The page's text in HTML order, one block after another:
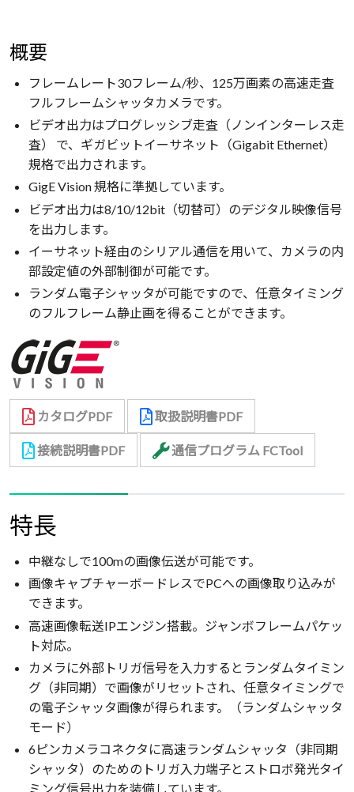
概要
フレームレート30フレーム/秒、125万画素の高速走査
フルフレームシャッタカメラです。
ビデオ出力はプログレッシブ走査（ノンインターレス走
査） で、ギガビットイーサネット（Gigabit Ethernet）
規格で出力されます。
GigE Vision 規格に準拠しています。
ビデオ出力は8/10/12bit（切替可）のデジタル映像信号
を出力します。
イーサネット経由のシリアル通信を用いて、カメラの内
部設定値の外部制御が可能です。
ランダム電子シャッタが可能ですので、任意タイミング
のフルフレーム静止画を得ることができます。
カタログPDF 取扱説明書PDF
接続説明書PDF 通信プログラム FCTool
特長
中継なしで100mの画像伝送が可能です。
画像キャプチャーボードレスでPCへの画像取り込みが
できます。
高速画像転送IPエンジン搭載。ジャンボフレームパケッ
ト対応。
カメラに外部トリガ信号を入力するとランダムタイミン
グ（非同期）で画像がリセットされ、任意タイミングで
の電子シャッタ画像が得られます。（ランダムシャッタ
モード）
6ピンカメラコネクタに高速ランダムシャッタ（非同期
シャッタ）のためのトリガ入力端子とストロボ発光タイ
ミング信号出力を装備しています。